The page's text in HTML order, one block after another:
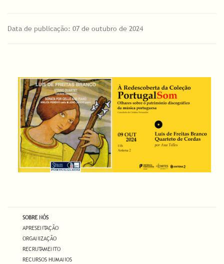
Data de publicação: 07 de outubro de 2024
SOBRE NÓS
APRESENTAÇÃO
ORGANIZAÇÃO
RECRUTAMENTO
RECURSOS HUMANOS